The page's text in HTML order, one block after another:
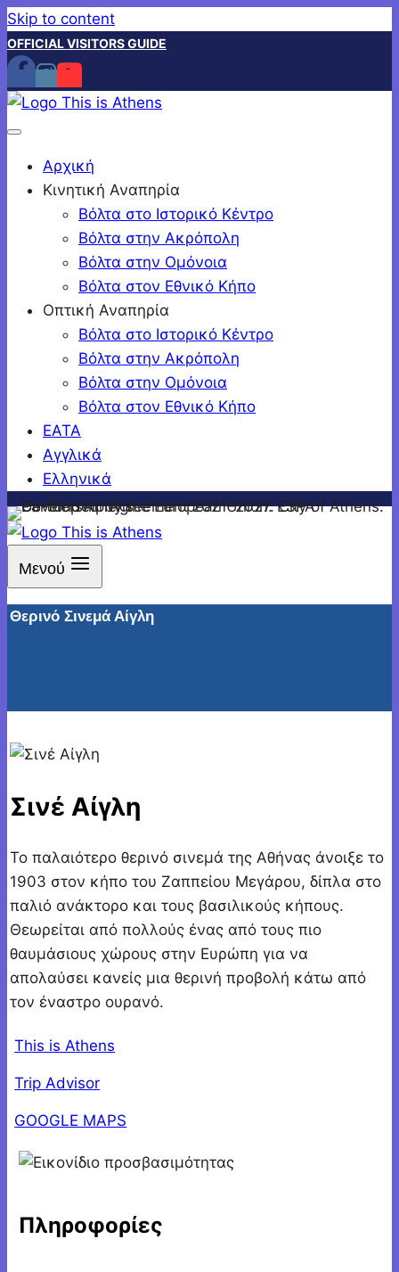
Skip to content
OFFICIAL VISITORS GUIDE
Αρχική
Κινητική Αναπηρία
Βόλτα στο Ιστορικό Κέντρο
Βόλτα στην Ακρόπολη
Βόλτα στην Ομόνοια
Βόλτα στον Εθνικό Κήπο
Οπτική Αναπηρία
Βόλτα στο Ιστορικό Κέντρο
Βόλτα στην Ακρόπολη
Βόλτα στην Ομόνοια
Βόλτα στον Εθνικό Κήπο
ΕΑΤΑ
Αγγλικά
Ελληνικά
Μενού
Θερινό Σινεμά Αίγλη
Σινέ Αίγλη
Το παλαιότερο θερινό σινεμά της Αθήνας άνοιξε το
1903 στον κήπο του Ζαππείου Μεγάρου, δίπλα στο
παλιό ανάκτορο και τους βασιλικούς κήπους.
Θεωρείται από πολλούς ένας από τους πιο
θαυμάσιους χώρους στην Ευρώπη για να
απολαύσει κανείς μια θερινή προβολή κάτω από
τον έναστρο ουρανό.
This is Athens
Trip Advisor
GOOGLE MAPS
Πληροφορίες